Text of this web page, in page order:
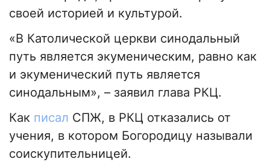
своей историей и культурой.
«В Католической церкви синодальный
путь является экуменическим, равно как
и экуменический путь является
синодальным», – заявил глава РКЦ.
Как писал СПЖ, в РКЦ отказались от
учения, в котором Богородицу называли
соискупительницей.